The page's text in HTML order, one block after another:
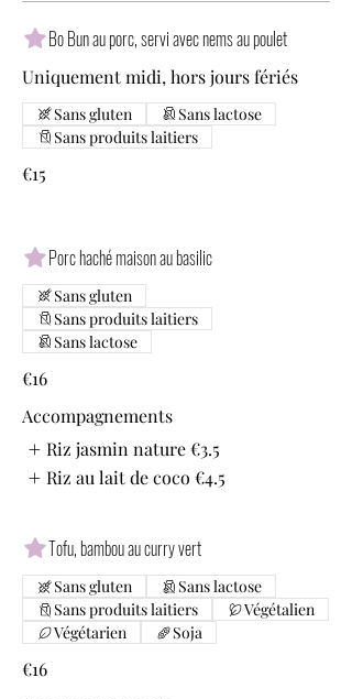
Bo Bun au porc, servi avec nems au poulet
Uniquement midi, hors jours fériés
€15
Sans gluten
Sans lactose
Sans produits laitiers
Porc haché maison au basilic
€16
Sans gluten
Sans produits laitiers
Sans lactose
Accompagnements
Riz jasmin nature €3.5
Riz au lait de coco €4.5
Tofu, bambou au curry vert
€16
Sans gluten
Sans lactose
Sans produits laitiers
Végétalien
Végétarien
Soja